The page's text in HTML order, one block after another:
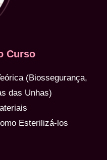
Curso
(Biossegurança,
das Unhas)
Esterilizá-los